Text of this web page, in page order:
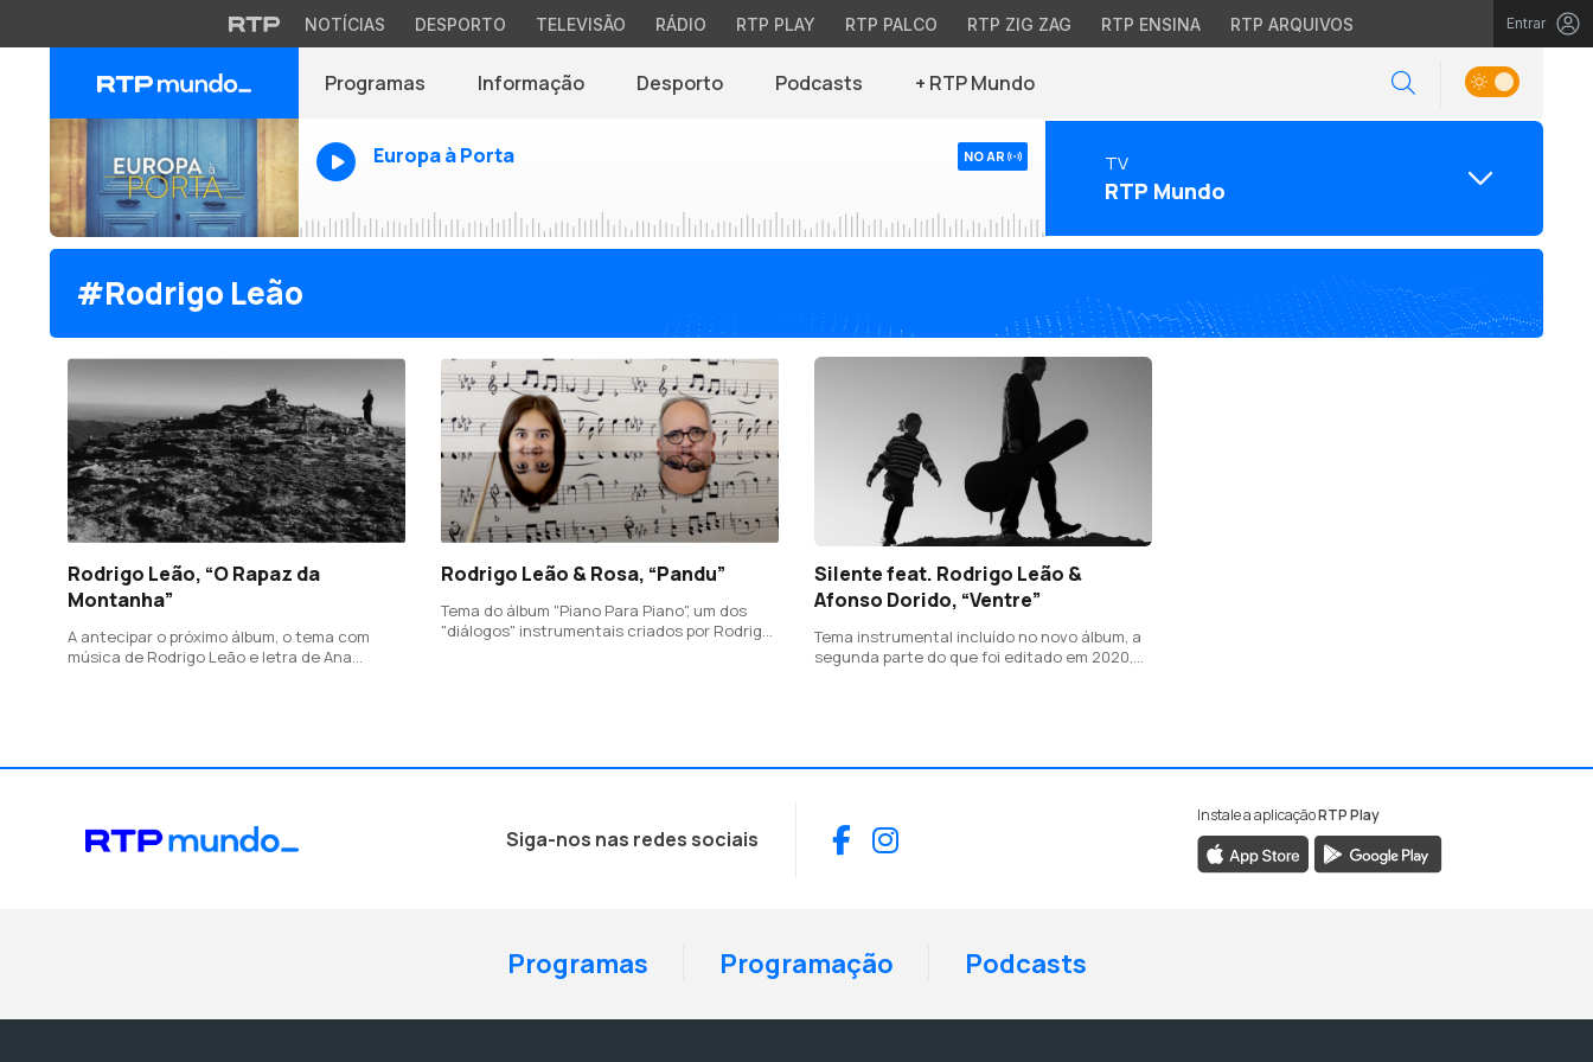
NOTÍCIAS DESPORTO TELEVISÃO RÁDIO RTP PLAY RTP PALCO RTP ZIG ZAG RTP ENSINA RTP ARQUIVOS Entrar
Programas Informação Desporto Podcasts + RTP Mundo
Europa à Porta NO AR TV
RTP Mundo
#Rodrigo Leão
Rodrigo Leão, “O Rapaz da
Montanha”
A antecipar o próximo álbum, o tema com
música de Rodrigo Leão e letra de Ana
Rodrigo Leão & Rosa, “Pandu”
Tema do álbum "Piano Para Piano", um dos
"diálogos" instrumentais criados por Rodrigo
Silente feat. Rodrigo Leão &
Afonso Dorido, “Ventre”
Tema instrumental incluído no novo álbum, a
segunda parte do que foi editado em 2020,
Siga-nos nas redes sociais Facebook
Instagram
Instale a aplicaçãoRTP Play
Programas Programação Podcasts